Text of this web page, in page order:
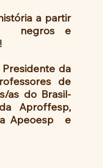
a partir
negros e
da
de
as do Brasil-
Aproffesp,
Apeoesp  e